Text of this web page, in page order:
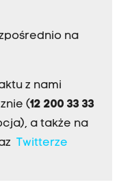
na
z nami
(12 200 33 33
a także na
Twitterze